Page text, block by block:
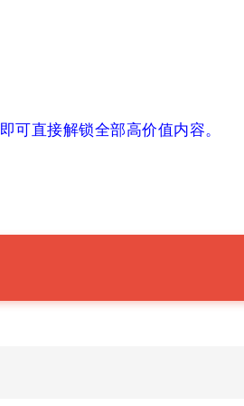
可直接解锁全部高价值内容。